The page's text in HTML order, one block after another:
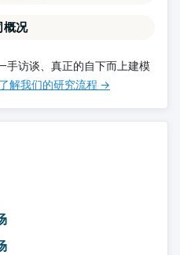
概况
手访谈、真正的自下而上建模
了解我们的研究流程 →